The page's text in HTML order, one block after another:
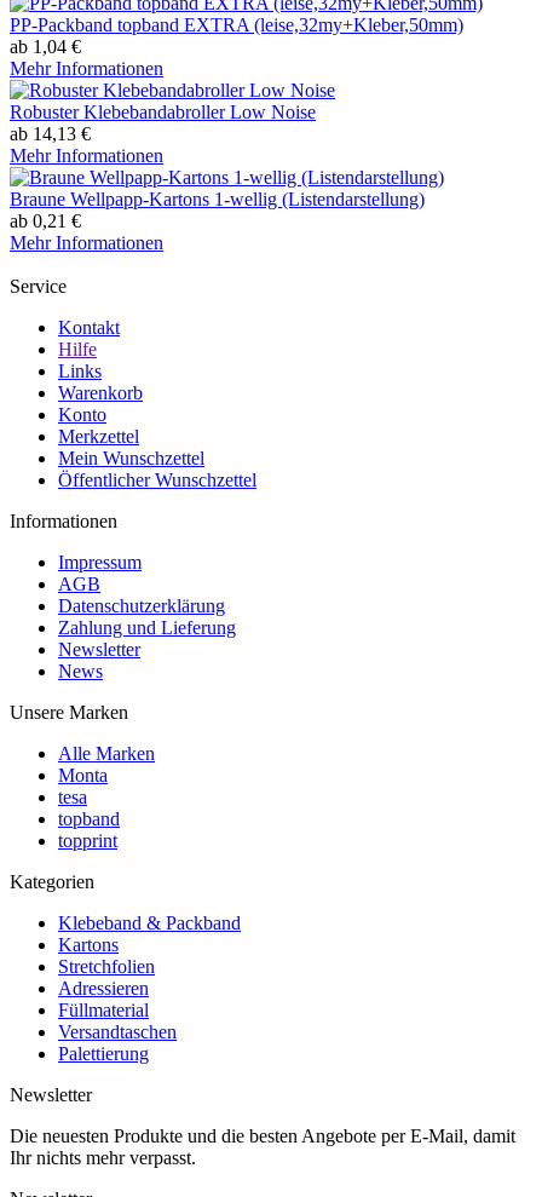
PP-Packband topband EXTRA (leise,32my+Kleber,50mm)
ab 1,04 €
Mehr Informationen
Robuster Klebebandabroller Low Noise
ab 14,13 €
Mehr Informationen
Braune Wellpapp-Kartons 1-wellig (Listendarstellung)
ab 0,21 €
Mehr Informationen
Service
Kontakt
Hilfe
Links
Warenkorb
Konto
Merkzettel
Mein Wunschzettel
Öffentlicher Wunschzettel
Informationen
Impressum
AGB
Datenschutzerklärung
Zahlung und Lieferung
Newsletter
News
Unsere Marken
Alle Marken
Monta
tesa
topband
topprint
Kategorien
Klebeband & Packband
Kartons
Stretchfolien
Adressieren
Füllmaterial
Versandtaschen
Palettierung
Newsletter
Die neuesten Produkte und die besten Angebote per E-Mail, damit
Ihr nichts mehr verpasst.